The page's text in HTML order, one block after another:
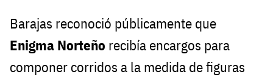
Barajas reconoció públicamente que
Enigma Norteño recibía encargos para
componer corridos a la medida de figuras